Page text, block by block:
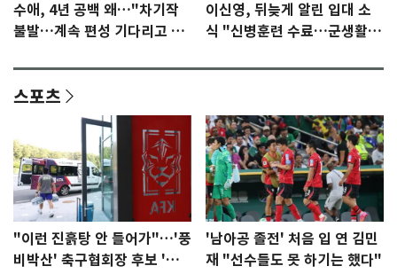
수애, 4년 공백 왜…"차기작
불발…계속 편성 기다리고 있
이신영, 뒤늦게 알린 입대 소
식 "신병훈련 수료…군생활
스포츠
"이런 진흙탕 안 들어가"…'풍
비박산' 축구협회장 후보 '실
'남아공 졸전' 처음 입 연 김민
재 "선수들도 못 하기는 했다"